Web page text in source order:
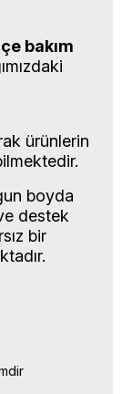
bakım
ürünlerin
boyda
destek
bir